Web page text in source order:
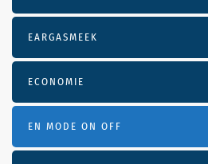
EARGASMEEK
ECONOMIE
EN MODE ON OFF